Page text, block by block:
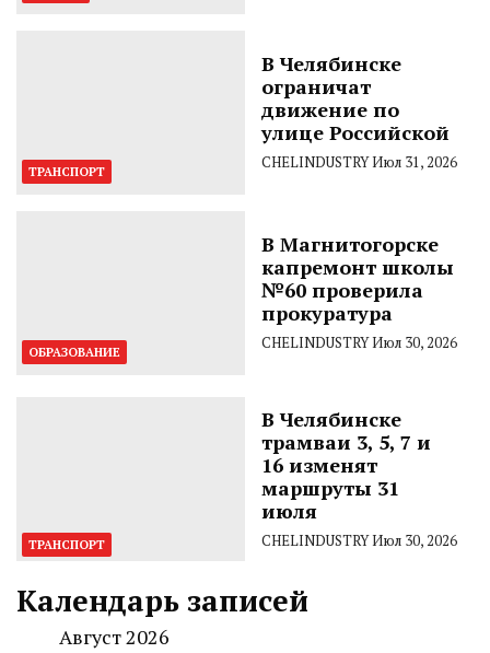
ТРАНСПОРТ
В Челябинске
ограничат
движение по
улице Российской
CHELINDUSTRYИюл 31, 2026
ОБРАЗОВАНИЕ
В Магнитогорске
капремонт школы
№60 проверила
прокуратура
CHELINDUSTRYИюл 30, 2026
ТРАНСПОРТ
В Челябинске
трамваи 3, 5, 7 и
16 изменят
маршруты 31
июля
CHELINDUSTRYИюл 30, 2026
Календарь записей
Август 2026